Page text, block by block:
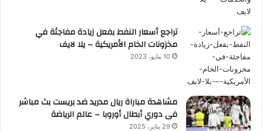
تراجع أسعار النفط بفعل زيادة مفاجئة في
مخزونات الخام الأمريكية – يلا لايف
10 مايو، 2023
مشاهدة مباراة ريال مدريد ضد بريست بث مباشر
فى دوري أبطال أوروبا – عالم الرياضة
29 يناير، 2025